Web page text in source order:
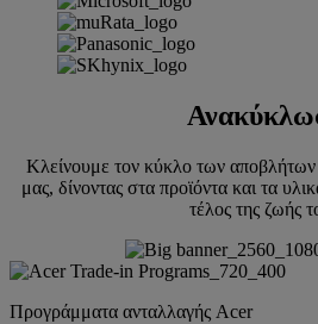
Κλείνουμε τον κύκλο των αποβλήτων
μας, δίνοντας στα προϊόντα και τα
τέλος της ζωής
Προγράμματα ανταλλαγής Acer